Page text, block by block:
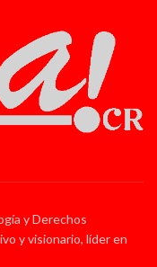
y Derechos
y visionario, líder en